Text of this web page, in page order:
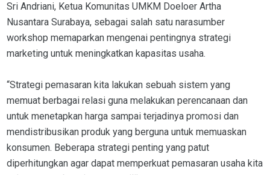
Sri Andriani, Ketua Komunitas UMKM Doeloer Artha
Nusantara Surabaya, sebagai salah satu narasumber
workshop memaparkan mengenai pentingnya strategi
marketing untuk meningkatkan kapasitas usaha.
“Strategi pemasaran kita lakukan sebuah sistem yang
memuat berbagai relasi guna melakukan perencanaan dan
untuk menetapkan harga sampai terjadinya promosi dan
mendistribusikan produk yang berguna untuk memuaskan
konsumen. Beberapa strategi penting yang patut
diperhitungkan agar dapat memperkuat pemasaran usaha kita